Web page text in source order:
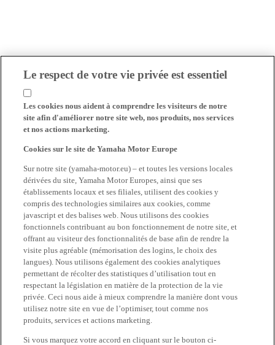
Le respect de votre vie privée est essentiel
Les cookies nous aident à comprendre les visiteurs de notre
site afin d'améliorer notre site web, nos produits, nos services
et nos actions marketing.
Cookies sur le site de Yamaha Motor Europe
Sur notre site (yamaha-motor.eu) – et toutes les versions locales
dérivées du site, Yamaha Motor Europes, ainsi que ses
établissements locaux et ses filiales, utilisent des cookies y
compris des technologies similaires aux cookies, comme
javascript et des balises web. Nous utilisons des cookies
fonctionnels contribuant au bon fonctionnement de notre site, et
offrant au visiteur des fonctionnalités de base afin de rendre la
visite plus agréable (mémorisation des logins, le choix des
langues). Nous utilisons également des cookies analytiques
permettant de récolter des statistiques d’utilisation tout en
respectant la législation en matière de la protection de la vie
privée. Ceci nous aide à mieux comprendre la manière dont vous
utilisez notre site en vue de l’optimiser, tout comme nos
produits, services et actions marketing.
Si vous marquez votre accord en cliquant sur le bouton ci-